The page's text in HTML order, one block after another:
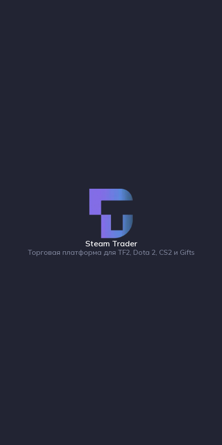
Steam Trader
Торговая платформа для TF2, Dota 2, CS2 и Gifts